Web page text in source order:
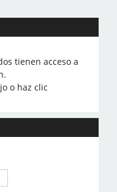
tienen acceso a
o haz clic